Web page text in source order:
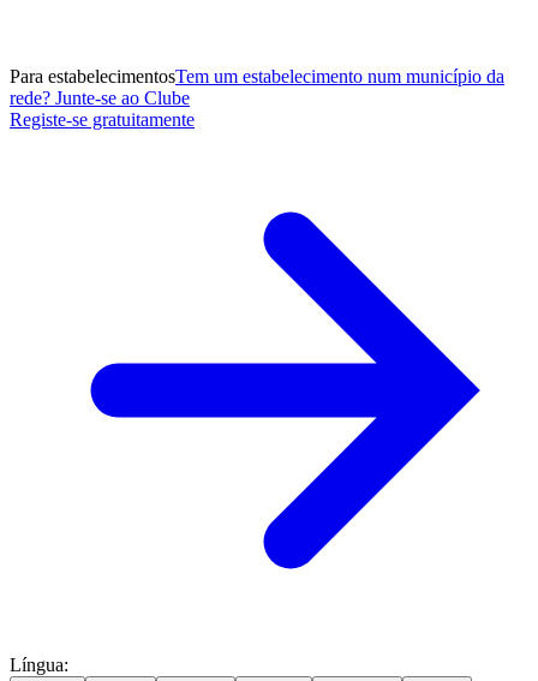
Para estabelecimentosTem um estabelecimento num município da
rede? Junte-se ao Clube
Registe-se gratuitamente
Língua: